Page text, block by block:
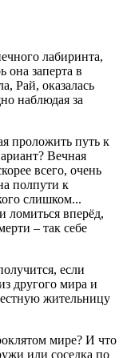
лабиринта,
заперта в
Рай, оказалась
наблюдая за
проложить путь к
Вечная
всего, очень
полпути к
слишком...
ломиться вперёд,
– так себе
если
другого мира и
жительницу
мире? И что
или соседка по